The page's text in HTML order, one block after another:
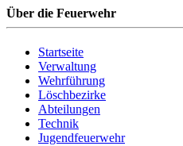
Über die Feuerwehr
Startseite
Verwaltung
Wehrführung
Löschbezirke
Abteilungen
Technik
Jugendfeuerwehr